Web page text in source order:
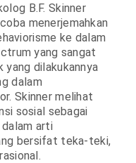
B.F. Skinner
menerjemahkan
ke dalam
yang sangat
yang dilakukannya
dalam
Skinner melihat
sosial sebagai
arti
bersifat teka-teki,